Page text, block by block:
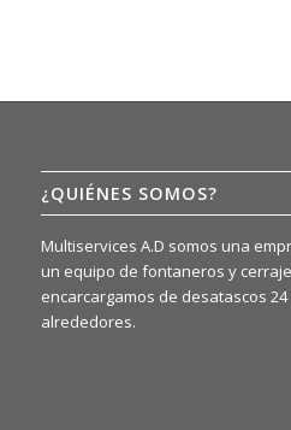
¿QUIÉNES SOMOS?
Multiservices A.D somos una
un equipo de fontaneros y
encarcargamos de desatascos
alrededores.